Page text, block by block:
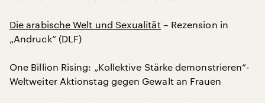
Die arabische Welt und Sexualität – Rezension in
„Andruck“ (DLF)
One Billion Rising: „Kollektive Stärke demonstrieren“-
Weltweiter Aktionstag gegen Gewalt an Frauen